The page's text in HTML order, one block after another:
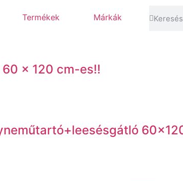
Termékek Márkák
60 x 120 cm-es!!